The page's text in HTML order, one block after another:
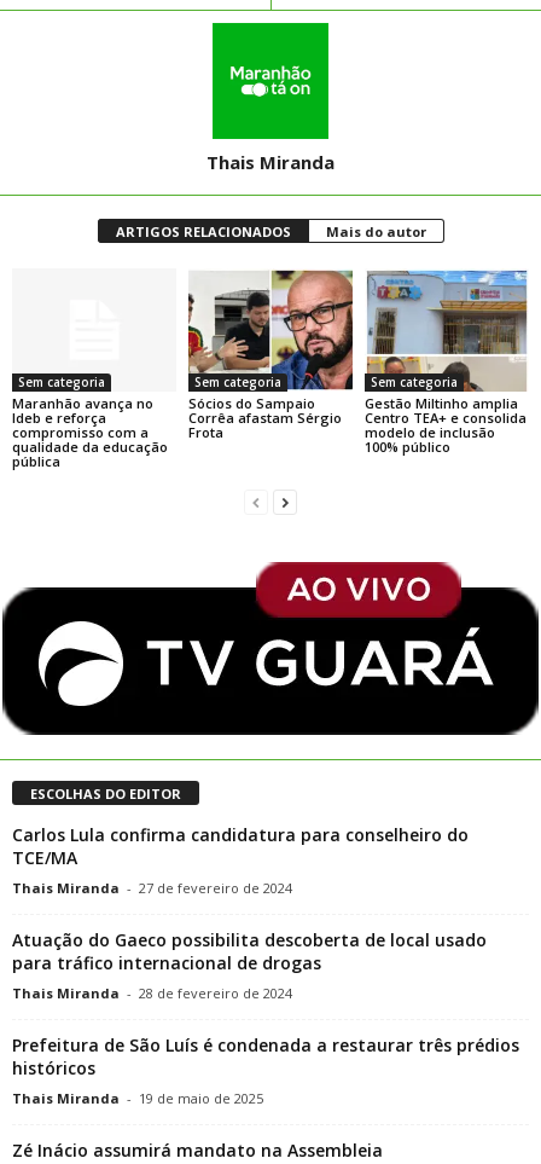
Thais Miranda
ARTIGOS RELACIONADOS Mais do autor
Sem categoria
Maranhão avança no
Ideb e reforça
compromisso com a
qualidade da educação
pública
Sem categoria
Sócios do Sampaio
Corrêa afastam Sérgio
Frota
Sem categoria
Gestão Miltinho amplia
Centro TEA+ e consolida
modelo de inclusão
100% público
ESCOLHAS DO EDITOR
Carlos Lula confirma candidatura para conselheiro do
TCE/MA
Thais Miranda - 27 de fevereiro de 2024
Atuação do Gaeco possibilita descoberta de local usado
para tráfico internacional de drogas
Thais Miranda - 28 de fevereiro de 2024
Prefeitura de São Luís é condenada a restaurar três prédios
históricos
Thais Miranda - 19 de maio de 2025
Zé Inácio assumirá mandato na Assembleia